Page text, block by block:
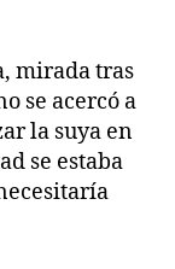
mirada tras
se acercó a
la suya en
se estaba